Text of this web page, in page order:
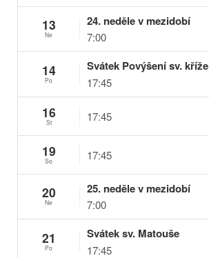
13
Ne
24. neděle v mezidobí
7:00
14
Po
Svátek Povýšení sv. kříže
17:45
16
St 17:45
19
So 17:45
20
Ne
25. neděle v mezidobí
7:00
21
Po
Svátek sv. Matouše
17:45